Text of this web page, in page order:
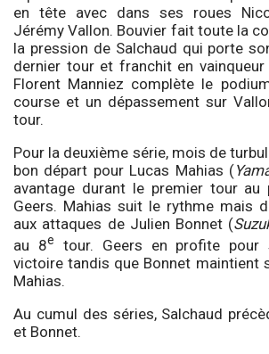
en tête avec dans ses roues
Jérémy Vallon. Bouvier fait toute la
la pression de Salchaud qui porte
dernier tour et franchit en vainqueur
Florent Manniez complète le
course et un dépassement sur
tour.
Pour la deuxième série, mois de
bon départ pour Lucas Mahias (
avantage durant le premier tour au
Geers. Mahias suit le rythme mais
aux attaques de Julien Bonnet (
au 8e
tour. Geers en profite pour
victoire tandis que Bonnet maintient
Mahias.
Au cumul des séries, Salchaud
et Bonnet.